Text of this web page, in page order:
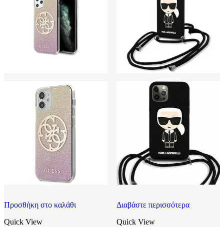
Προσθήκη στο καλάθι
Quick View
Διαβάστε περισσότερα
Quick View